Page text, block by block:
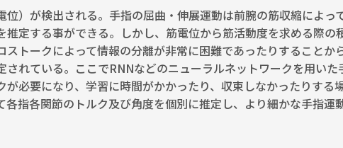
）が検出される。手指の屈曲・伸展運動は前腕の筋収縮によ
定する事ができる。しかし、筋電位から筋活動度を求める際
トークによって情報の分離が非常に困難であったりすること
れている。ここでRNNなどのニューラルネットワークを用い
必要になり、学習に時間がかかったり、収束しなかったりす
各指各関節のトルク及び角度を個別に推定し、より細かな手指